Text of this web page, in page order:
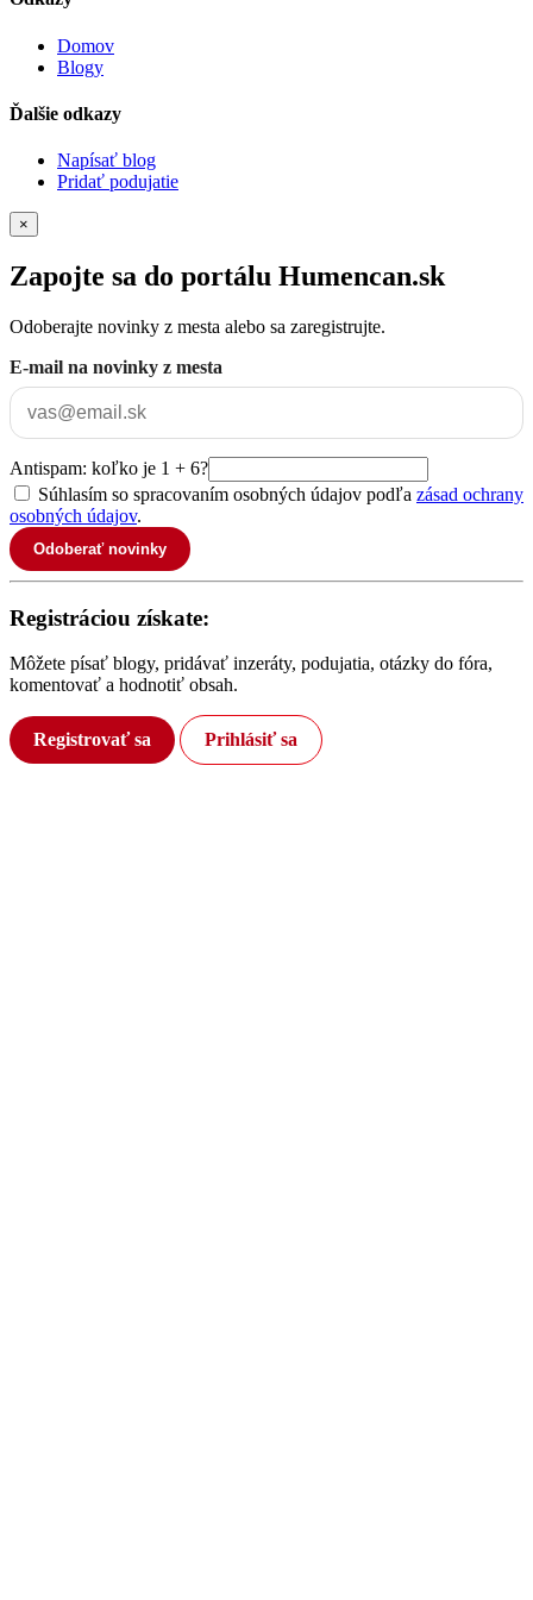
Domov
Blogy
Ďalšie odkazy
Napísať blog
Pridať podujatie
×
Zapojte sa do portálu Humencan.sk
Odoberajte novinky z mesta alebo sa zaregistrujte.
E-mail na novinky z mesta
Antispam: koľko je 1 + 6?
Súhlasím so spracovaním osobných údajov podľa zásad ochrany
osobných údajov.
Odoberať novinky
Registráciou získate:
Môžete písať blogy, pridávať inzeráty, podujatia, otázky do fóra,
komentovať a hodnotiť obsah.
Registrovať sa Prihlásiť sa